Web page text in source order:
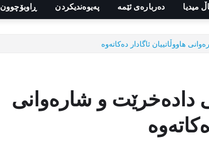
میدیا دەربارەی ئێمە پەیوەندیکردن ڕاوبۆچوون
هاووڵاتییان ئاگادار دەکاتەوە
و شارەوانی